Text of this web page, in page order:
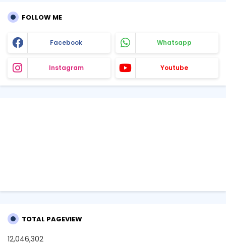
FOLLOW ME
Facebook Whatsapp
Instagram Youtube
TOTAL PAGEVIEW
12,046,302